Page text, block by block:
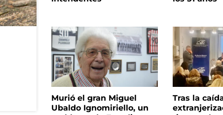
Murió el gran Miguel
Ubaldo Ignomiriello, un
Tras la